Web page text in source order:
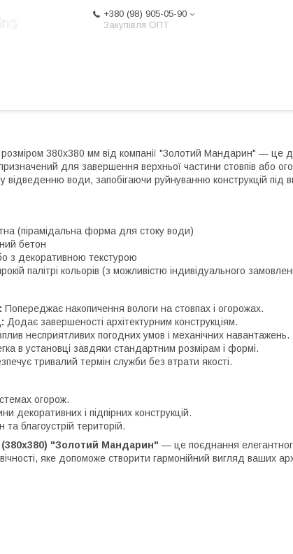
+380 (98) 905-05-90
Закупівля ОПТ
розміром 380х380 мм від компанії "Золотий Мандарин" — це
для завершення верхньої частини стовпів або
води, запобігаючи руйнуванню конструкцій під
(пірамідальна форма для стоку води)
бетон
з декоративною текстурою
палітрі кольорів (з можливістю індивідуального
Попереджає накопичення вологи на стовпах і огорожах.
Додає завершеності архітектурним конструкціям.
несприятливих погодних умов і механічних навантажень.
в установці завдяки стандартним розмірам і формі.
тривалий термін служби без втрати якості.
огорож.
декоративних і підпірних конструкцій.
благоустрій територій.
"Золотий Мандарин" — це поєднання
яке допоможе створити гармонійний вигляд ваших